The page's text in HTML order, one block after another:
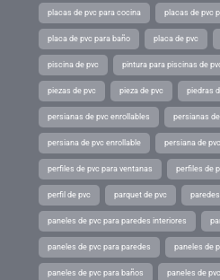
placas de pvc para cocina placas de pvc
placa de pvc para baño placa de pvc
piscina de pvc pintura para piscinas de
piezas de pvc pieza de pvc piedras
persianas de pvc enrollables persianas
persiana de pvc enrollable persiana de pvc
perfiles de pvc para ventanas perfiles de
perfil de pvc parquet de pvc
paneles de pvc para paredes interiores
paneles de pvc para paredes paneles de
paneles de pvc para baños paneles de